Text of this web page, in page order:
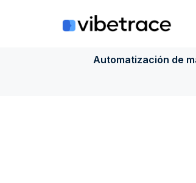
Automatización de